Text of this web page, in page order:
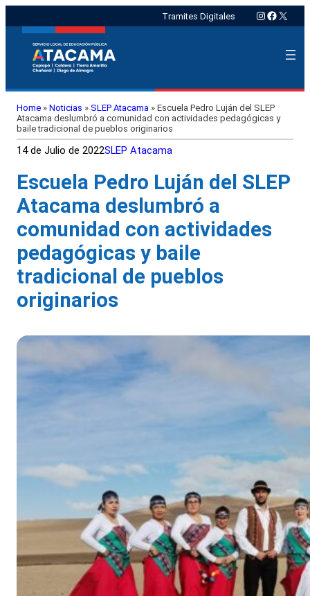
Tramites Digitales Instagram
X
Home » Noticias » SLEP Atacama » Escuela Pedro Luján del SLEP
Atacama deslumbró a comunidad con actividades pedagógicas y
baile tradicional de pueblos originarios
14 de Julio de 2022SLEP Atacama
Escuela Pedro Luján del SLEP
Atacama deslumbró a
comunidad con actividades
pedagógicas y baile
tradicional de pueblos
originarios